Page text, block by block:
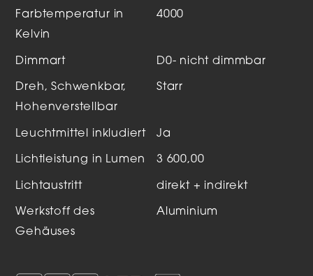
Farbtemperatur in
Kelvin
4000
Dimmart D0- nicht dimmbar
Dreh, Schwenkbar,
Hohenverstellbar
Starr
Leuchtmittel inkludiert Ja
Lichtleistung in Lumen 3 600,00
Lichtaustritt direkt + indirekt
Werkstoff des
Gehäuses
Aluminium